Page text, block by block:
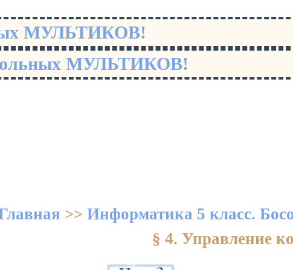
МУЛЬТИКОВ!
МУЛЬТИКОВ!
>> Информатика 5 класс.
§ 4. Управление